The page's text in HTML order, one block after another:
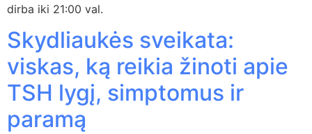
dirba iki 21:00 val.
Skydliaukės sveikata:
viskas, ką reikia žinoti apie
TSH lygį, simptomus ir
paramą